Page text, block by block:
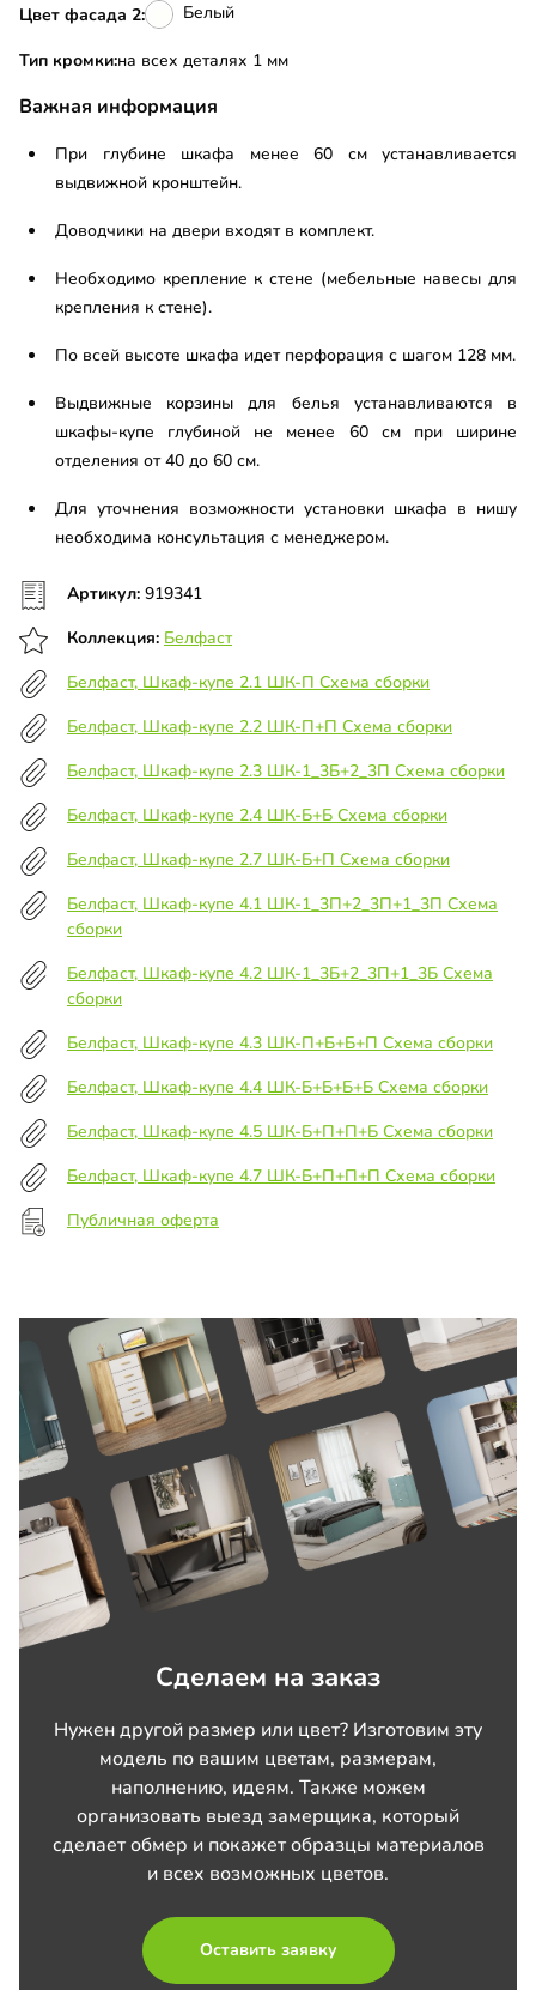
Цвет фасада 2: Белый
Тип кромки:на всех деталях 1 мм
Важная информация
При глубине шкафа менее 60 см устанавливается
выдвижной кронштейн.
Доводчики на двери входят в комплект.
Необходимо крепление к стене (мебельные навесы для
крепления к стене).
По всей высоте шкафа идет перфорация с шагом 128 мм.
Выдвижные корзины для белья устанавливаются в
шкафы-купе глубиной не менее 60 см при ширине
отделения от 40 до 60 см.
Для уточнения возможности установки шкафа в нишу
необходима консультация с менеджером.
Артикул: 919341
Коллекция: Белфаст
Белфаст, Шкаф-купе 2.1 ШК-П Схема сборки
Белфаст, Шкаф-купе 2.2 ШК-П+П Схема сборки
Белфаст, Шкаф-купе 2.3 ШК-1_3Б+2_3П Схема сборки
Белфаст, Шкаф-купе 2.4 ШК-Б+Б Схема сборки
Белфаст, Шкаф-купе 2.7 ШК-Б+П Схема сборки
Белфаст, Шкаф-купе 4.1 ШК-1_3П+2_3П+1_3П Схема
сборки
Белфаст, Шкаф-купе 4.2 ШК-1_3Б+2_3П+1_3Б Схема
сборки
Белфаст, Шкаф-купе 4.3 ШК-П+Б+Б+П Схема сборки
Белфаст, Шкаф-купе 4.4 ШК-Б+Б+Б+Б Схема сборки
Белфаст, Шкаф-купе 4.5 ШК-Б+П+П+Б Схема сборки
Белфаст, Шкаф-купе 4.7 ШК-Б+П+П+П Схема сборки
Публичная оферта
Сделаем на заказ
Нужен другой размер или цвет? Изготовим эту
модель по вашим цветам, размерам,
наполнению, идеям. Также можем
организовать выезд замерщика, который
сделает обмер и покажет образцы материалов
и всех возможных цветов.
Оставить заявку